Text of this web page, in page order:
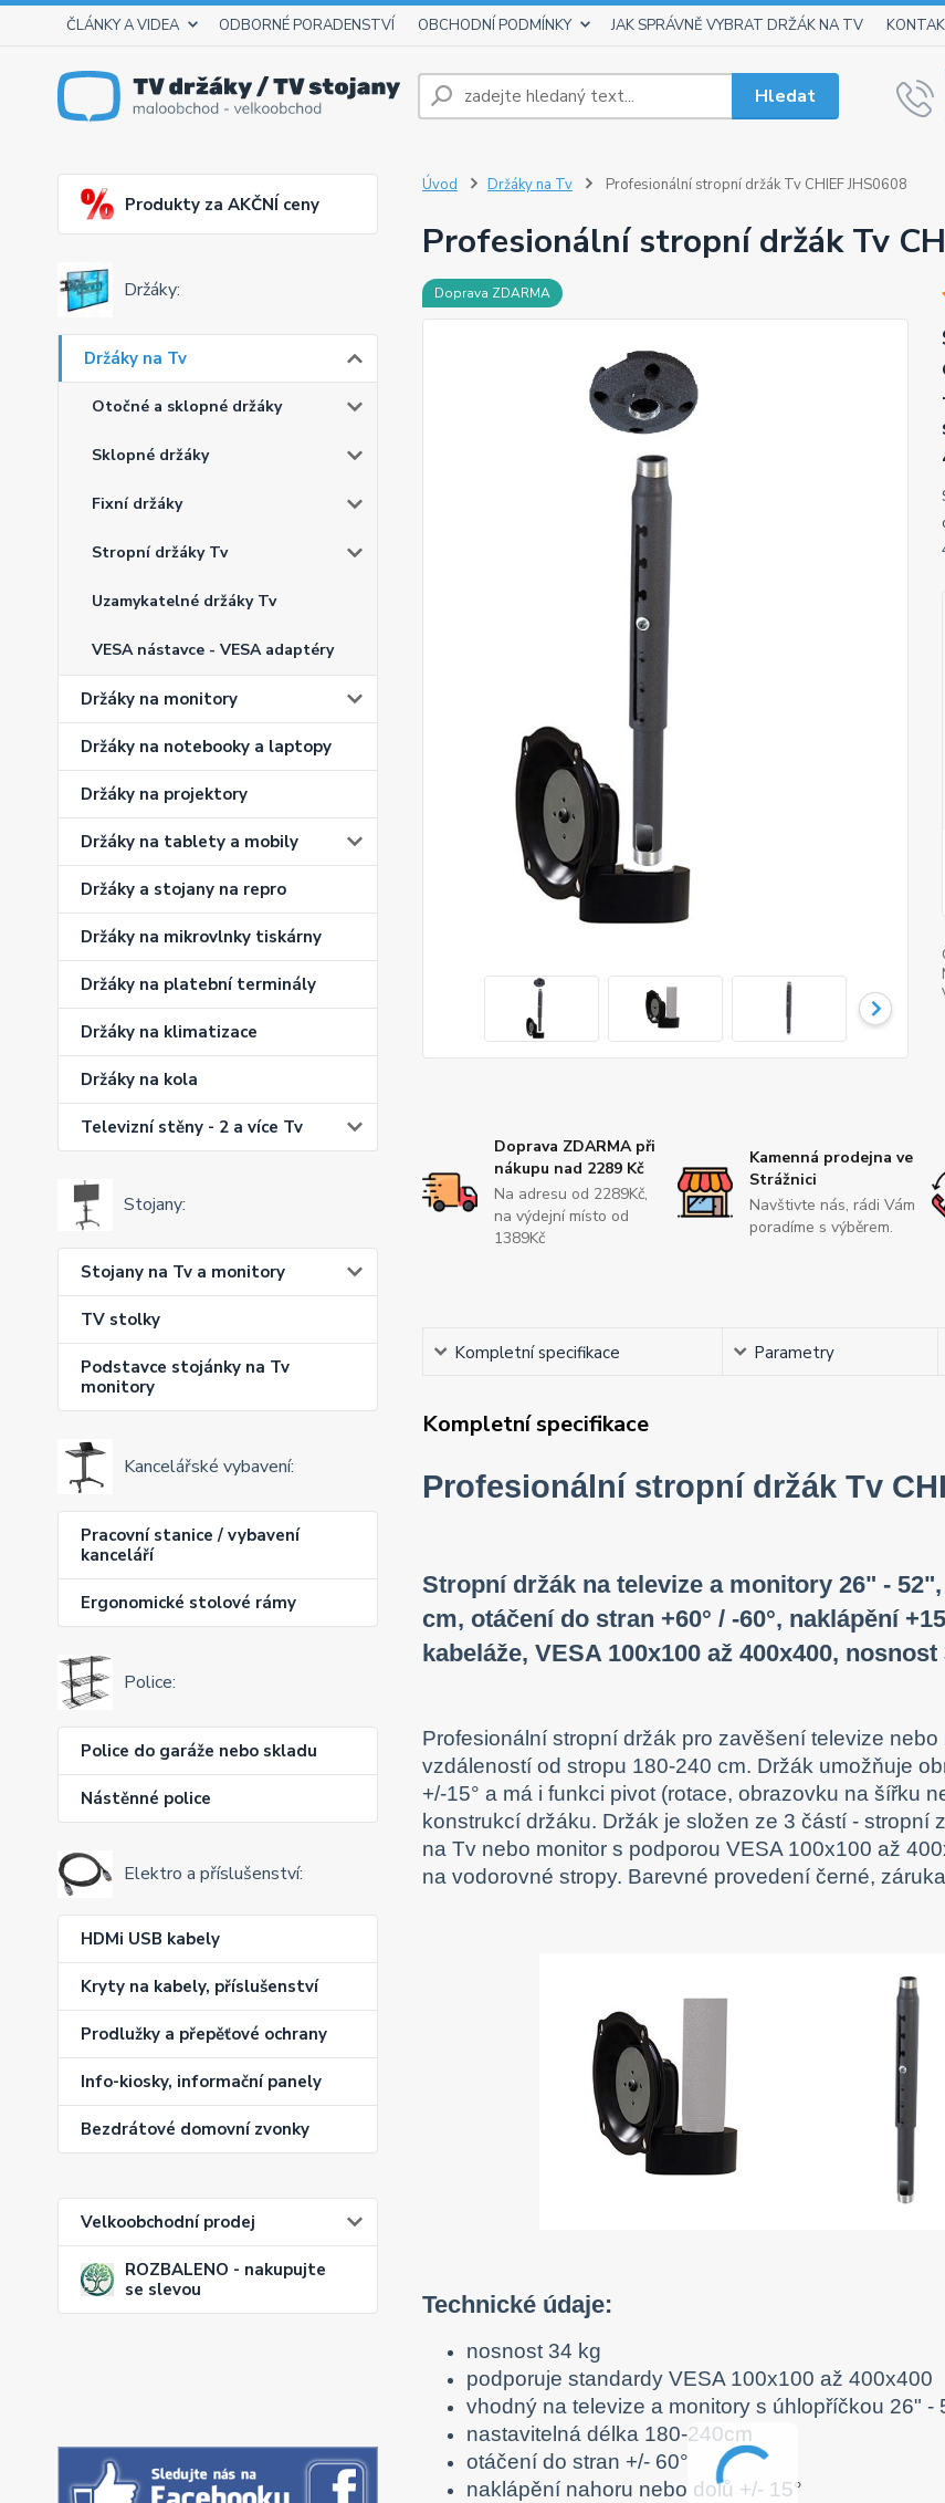
ČLÁNKY A VIDEA ODBORNÉ PORADENSTVÍ OBCHODNÍ PODMÍNKY JAK SPRÁVNĚ VYBRAT DRŽÁK NA TV
Hledat
Produkty za AKČNÍ ceny
Držáky:
Držáky na Tv
Otočné a sklopné držáky
Sklopné držáky
Fixní držáky
Stropní držáky Tv
Uzamykatelné držáky Tv
VESA nástavce - VESA adaptéry
Držáky na monitory
Držáky na notebooky a laptopy
Držáky na projektory
Držáky na tablety a mobily
Držáky a stojany na repro
Držáky na mikrovlnky tiskárny
Držáky na platební terminály
Držáky na klimatizace
Držáky na kola
Televizní stěny - 2 a více Tv
Stojany:
Stojany na Tv a monitory
TV stolky
Podstavce stojánky na Tv
monitory
Kancelářské vybavení:
Pracovní stanice / vybavení
kanceláří
Ergonomické stolové rámy
Police:
Police do garáže nebo skladu
Nástěnné police
Elektro a příslušenství:
HDMi USB kabely
Kryty na kabely, příslušenství
Prodlužky a přepěťové ochrany
Info-kiosky, informační panely
Bezdrátové domovní zvonky
Velkoobchodní prodej
ROZBALENO - nakupujte
se slevou
Úvod Držáky na Tv Profesionální stropní držák Tv CHIEF JHS0608
Profesionální stropní držák Tv
Doprava ZDARMA
Doprava ZDARMA při
nákupu nad 2289 Kč
Na adresu od 2289Kč,
na výdejní místo od
1389Kč
Kamenná prodejna ve
Strážnici
Navštivte nás, rádi Vám
poradíme s výběrem.
Kompletní specifikace Parametry
Kompletní specifikace
Profesionální stropní držák Tv
Stropní držák na televize a monitory 26" -
cm, otáčení do stran +60° / -60°, naklápění
kabeláže, VESA 100x100 až 400x400, nosnost
Profesionální stropní držák pro zavěšení televize
vzdáleností od stropu 180-240 cm. Držák umožňuje
+/-15° a má i funkci pivot (rotace, obrazovku na šířku
konstrukcí držáku. Držák je složen ze 3 částí -
na Tv nebo monitor s podporou VESA 100x100 až
na vodorovné stropy. Barevné provedení černé,
Technické údaje:
nosnost 34 kg
podporuje standardy VESA 100x100 až 400x400
vhodný na televize a monitory s úhlopříčkou 26" -
nastavitelná délka 180-240cm
otáčení do stran +/- 60°
naklápění nahoru nebo dolů +/- 15°